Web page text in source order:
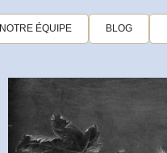
NOTRE ÉQUIPE BLOG